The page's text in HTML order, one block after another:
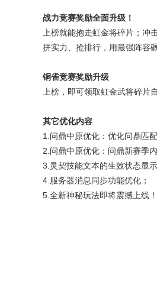
战力竞赛奖励全面升级！
上榜就能抱走虹金将碎片；冲
拼实力、抢排行，用最强阵容
铜雀竞赛奖励升级
上榜，即可领取虹金武将碎
其它优化内容
1.问鼎中原优化：优化问鼎匹配
2.问鼎中原优化：问鼎新赛季
3.灵契技能文本的生效状态显示
4.服务器消息同步功能优化；
5.全新神秘玩法即将震撼上线